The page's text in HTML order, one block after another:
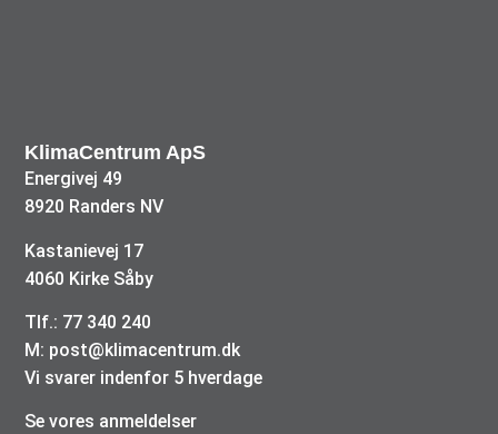
KlimaCentrum ApS
Energivej 49
8920 Randers NV
Kastanievej 17
4060 Kirke Såby
Tlf.: 77 340 240
M: post@klimacentrum.dk
Vi svarer indenfor 5 hverdage
Se vores anmeldelser